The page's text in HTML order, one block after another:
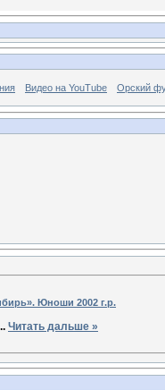
Видео на YouTube Орский
Юноши 2002 г.р.
Читать дальше »